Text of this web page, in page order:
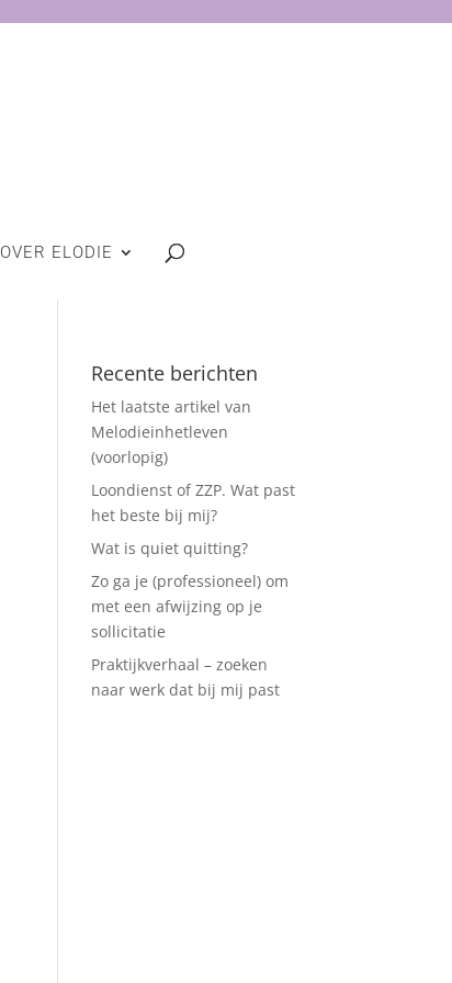
OVER ELODIE
Recente berichten
Het laatste artikel van
Melodieinhetleven
(voorlopig)
Loondienst of ZZP. Wat past
het beste bij mij?
Wat is quiet quitting?
Zo ga je (professioneel) om
met een afwijzing op je
sollicitatie
Praktijkverhaal – zoeken
naar werk dat bij mij past